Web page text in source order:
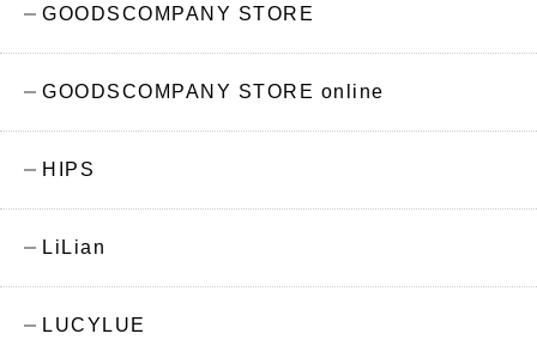
GOODSCOMPANY STORE
GOODSCOMPANY STORE online
HIPS
LiLian
LUCYLUE